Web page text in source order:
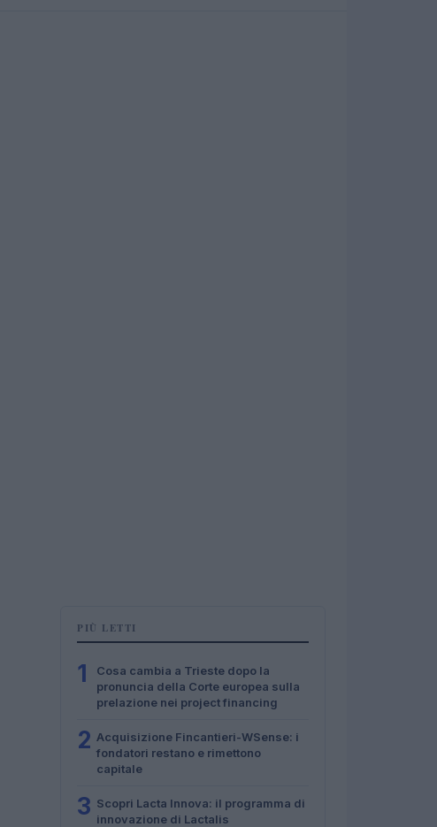
PIÙ LETTI
1
Cosa cambia a Trieste dopo la
pronuncia della Corte europea sulla
prelazione nei project financing
2 Acquisizione Fincantieri-WSense: i
fondatori restano e rimettono
capitale
3 Scopri Lacta Innova: il programma di
innovazione di Lactalis